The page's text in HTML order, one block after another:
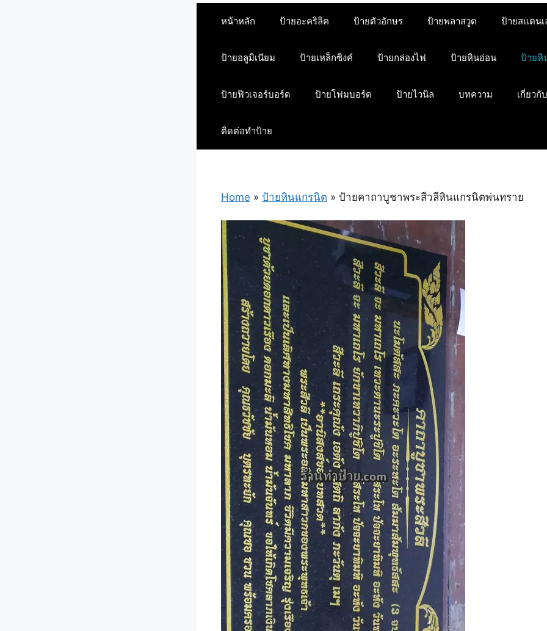
หน้าหลัก ป้ายอะคริลิค ป้ายตัวอักษร ป้ายพลาสวูด ป้ายสแตนเ
ป้ายอลูมิเนียม ป้ายเหล็กซิงค์ ป้ายกล่องไฟ ป้ายหินอ่อน ป้ายหิ
ป้ายฟิวเจอร์บอร์ด ป้ายโฟมบอร์ด ป้ายไวนิล บทความ เกี่ยวกั
ติดต่อทำป้าย
Home » ป้ายหินแกรนิต » ป้ายคาถาบูชาพระสีวลีหินแกรนิตพ่นทราย